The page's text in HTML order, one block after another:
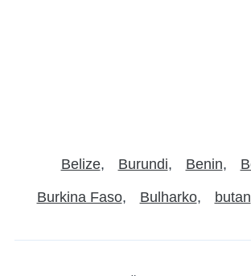
Belize Burundi Benin
Burkina Faso Bulharko butan